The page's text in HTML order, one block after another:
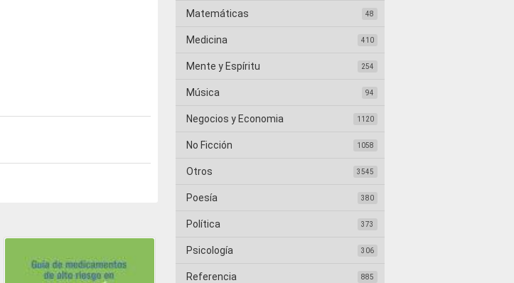
Matemáticas 48
Medicina 410
Mente y Espíritu 254
Música 94
Negocios y Economia 1120
No Ficción 1058
Otros 3545
Poesía 380
Política 373
Psicología 306
Referencia 885